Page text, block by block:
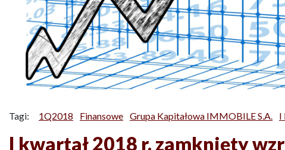
Tagi: 1Q2018 Finansowe Grupa Kapitałowa IMMOBILE S.A. I
I kwartał 2018 r. zamknięty